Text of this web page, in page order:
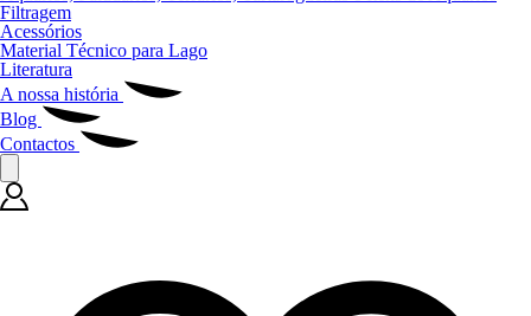
Filtragem
Acessórios
Material Técnico para Lago
Literatura
A nossa história
Blog
Contactos